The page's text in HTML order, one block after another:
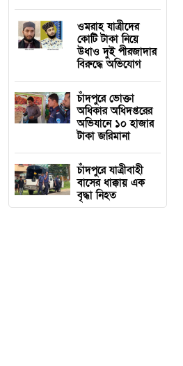
ওমরাহ যাত্রীদের
কোটি টাকা নিয়ে
উধাও দুই পীরজাদার
বিরুদ্ধে অভিযোগ
চাঁদপুরে ভোক্তা
অধিকার অধিদপ্তরের
অভিযানে ১০ হাজার
টাকা জরিমানা
চাঁদপুরে যাত্রীবাহী
বাসের ধাক্কায় এক
বৃদ্ধা নিহত